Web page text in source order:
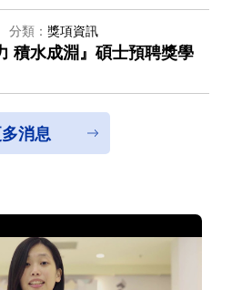
分類 獎項資訊
積水成淵』碩士預聘獎學
消息